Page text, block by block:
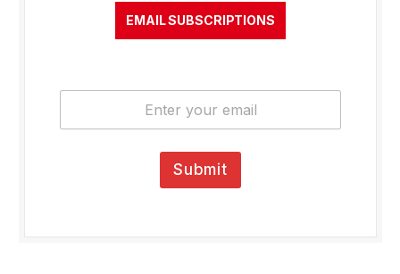
EMAIL SUBSCRIPTIONS
E
a
Submit